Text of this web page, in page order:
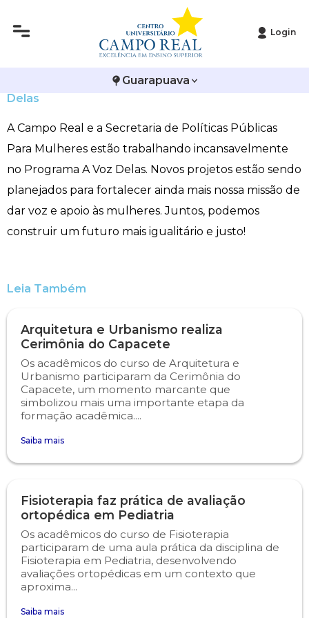
Login
Guarapuava
Campo Real em parceria com a Secretaria de
Políticas Públicas Para Mulheres no Programa A Voz
Delas
A Campo Real e a Secretaria de Políticas Públicas
Para Mulheres estão trabalhando incansavelmente
no Programa A Voz Delas. Novos projetos estão sendo
planejados para fortalecer ainda mais nossa missão de
dar voz e apoio às mulheres. Juntos, podemos
construir um futuro mais igualitário e justo!
Leia Também
Arquitetura e Urbanismo realiza
Cerimônia do Capacete
Os acadêmicos do curso de Arquitetura e
Urbanismo participaram da Cerimônia do
Capacete, um momento marcante que
simbolizou mais uma importante etapa da
formação acadêmica....
Saiba mais
Fisioterapia faz prática de avaliação
ortopédica em Pediatria
Os acadêmicos do curso de Fisioterapia
participaram de uma aula prática da disciplina de
Fisioterapia em Pediatria, desenvolvendo
avaliações ortopédicas em um contexto que
aproxima...
Saiba mais
Infraestrutura
Publicações Institucionais
Arquitetura e Urbanismo
Biomedicina
Direito
Enfermagem
Engenharia de Software
Engenharia Elétrica
Engenharia Mecânica
Farmácia
Medicina
Medicina Veterinária
Nutrição
Odontologia
Vestibular de Inverno
Vestibular de Medicina
2ª Via de Boleto
Atestado de Matrícula
Atividades Complementares e Sociais
Calendário Acadêmico
Calendário de Provas
Ensalamento
Horário de Aulas
Manual do Acadêmico
Manual de Formatura
Minha Biblioteca
Núcleo de Apoio Psicopedagógico
Ouvidoria
Plano de Ensino
Avalie a Campo Real
Bolsas e Incentivos
CPA
Comissão de Ética no Uso de Animais
Comitê de Ética em Pesquisa
Editais
Extensão
Infocampo
Intercampo
NAPP e NAPC
Portal do Egresso
Portal do RH
Programa de Monitoria